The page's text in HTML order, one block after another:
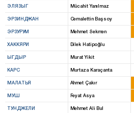
ЭЛЯЗЫГ Mücahit Yanılmaz
ЭРЗИНДЖАН Cemalettin Başsoy
ЭРЗУРУМ Mehmet Sekmen
ХАККЯРИ Dilek Hatipoğlu
ЫГДЫР Murat Yikit
КАРС Murtaza Karaçanta
МАЛАТЬЯ Ahmet Çakır
МУШ Feyat Asya
ТУНДЖЕЛИ Mehmet Ali Bul